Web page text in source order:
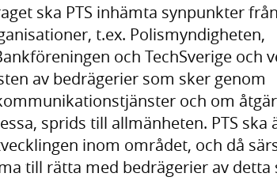
ska PTS inhämta synpunkter
t.ex. Polismyndigheten,
och TechSverige och
av bedrägerier som sker genom
och om
sprids till allmänheten. PTS ska
inom området, och då
till rätta med bedrägerier av detta